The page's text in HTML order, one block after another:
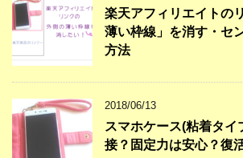
楽天アフィリエイトの
薄い枠線」を消す・セ
方法
2018/06/13
スマホケース(粘着タイ
接？固定力は安心？復